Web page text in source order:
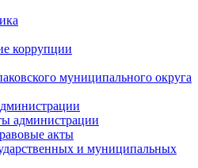
коррупции
муниципального округа
администрации
акты
и муниципальных